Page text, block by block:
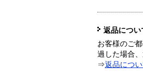
返品につい
お客様のご
過した場合
⇒返品につ